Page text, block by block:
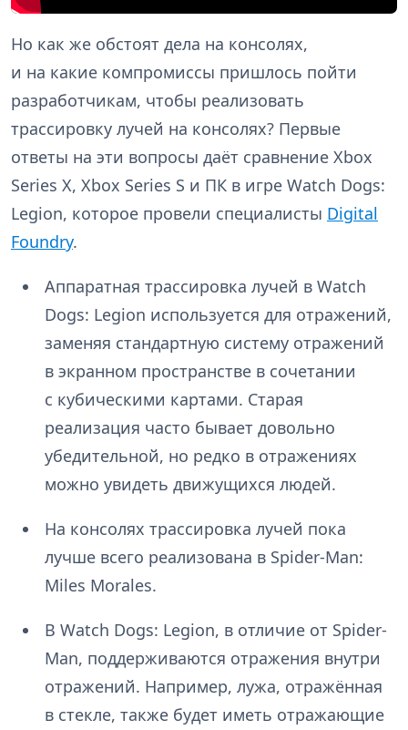
Но как же обстоят дела на консолях,
и на какие компромиссы пришлось пойти
разработчикам, чтобы реализовать
трассировку лучей на консолях? Первые
ответы на эти вопросы даёт сравнение Xbox
Series X, Xbox Series S и ПК в игре Watch Dogs:
Legion, которое провели специалисты Digital
Foundry.
Аппаратная трассировка лучей в Watch
Dogs: Legion используется для отражений,
заменяя стандартную систему отражений
в экранном пространстве в сочетании
с кубическими картами. Старая
реализация часто бывает довольно
убедительной, но редко в отражениях
можно увидеть движущихся людей.
На консолях трассировка лучей пока
лучше всего реализована в Spider-Man:
Miles Morales.
В Watch Dogs: Legion, в отличие от Spider-
Man, поддерживаются отражения внутри
отражений. Например, лужа, отражённая
в стекле, также будет иметь отражающие